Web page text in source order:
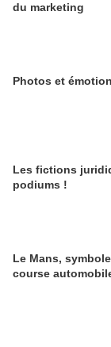
du marketing
Photos et
Les fictions
podiums !
Le Mans,
course